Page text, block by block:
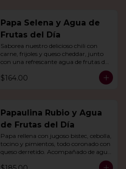
Papa Selena y Agua de
Frutas del Día
Saborea nuestro delicioso chili con
carne, frijoles y queso cheddar, junto
con una refrescante agua de frutas del
$164.00
Papaulina Rubio y Agua
de Frutas del Día
Papa rellena con jugoso bistec, cebolla,
tocino y pimientos, todo coronado con
queso derretido. Acompañado de agua